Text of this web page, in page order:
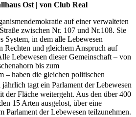
Ost | von Club Real
auf einer verwalteten
zwischen Nr. 107 und Nr.108. Sie
System, in dem alle Lebewesen
Rechten und gleichem Anspruch auf
Lebewesen dieser Gemeinschaft – von
bis zum
– haben die gleichen politischen
tagt ein Parlament der Lebewesen
der Fläche weitergeht. Aus den über 400
15 Arten ausgelost, über eine
Parlament der Lebewesen teilzunehmen.